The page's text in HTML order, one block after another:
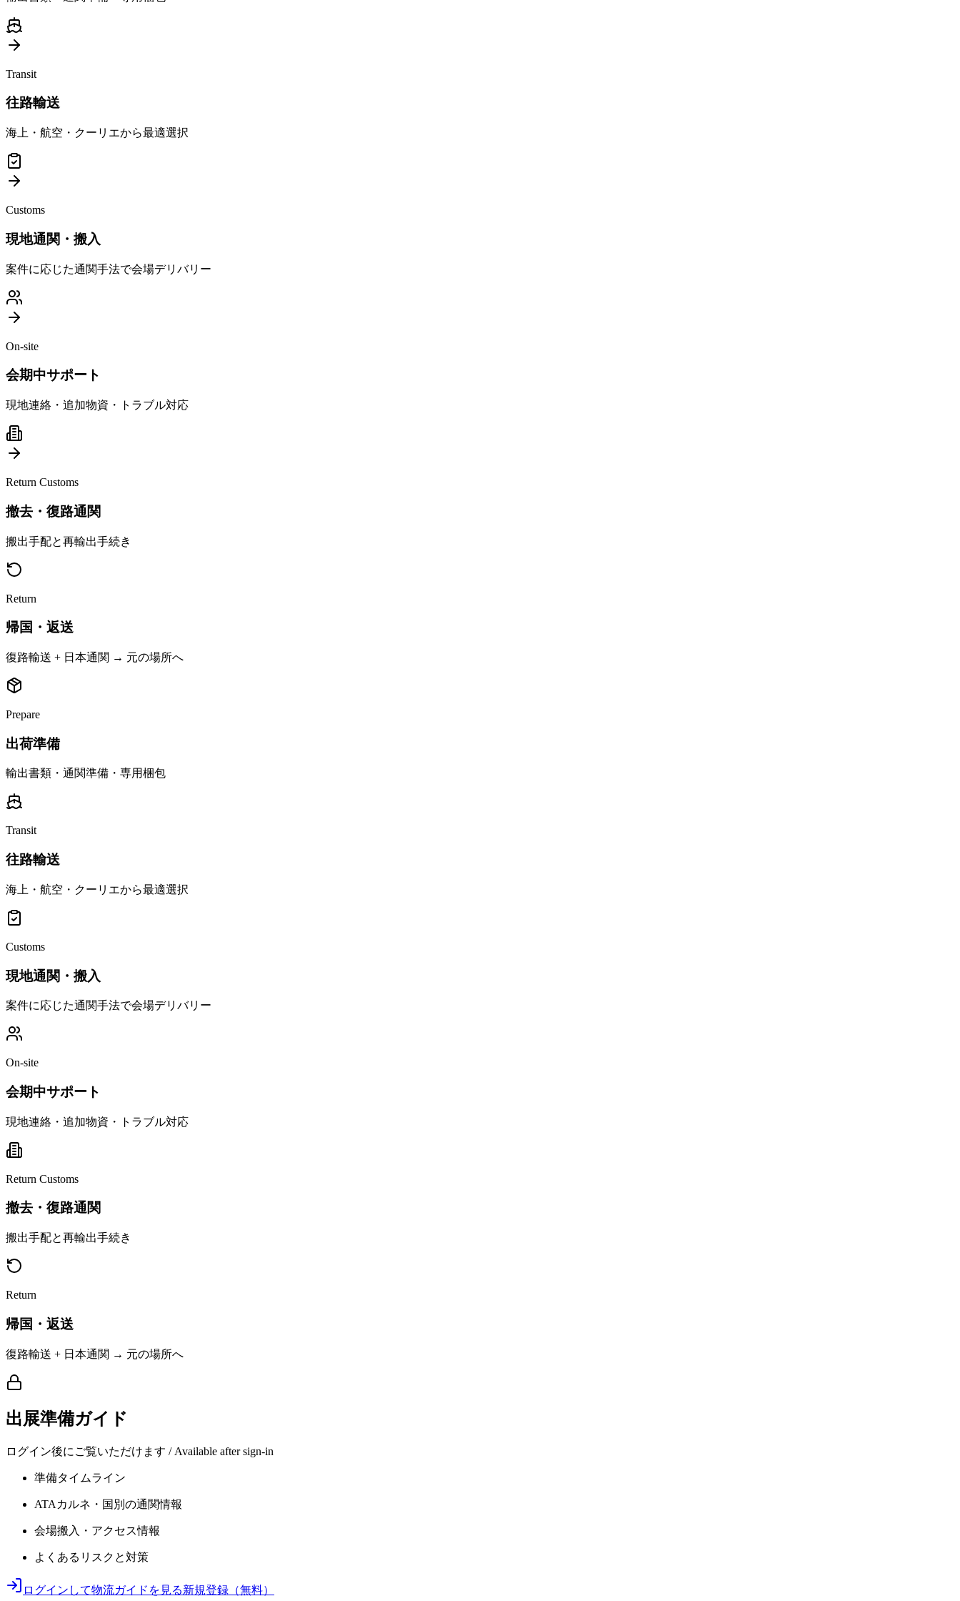
Transit
往路輸送
海上・航空・クーリエから最適選択
Customs
現地通関・搬入
案件に応じた通関手法で会場デリバリー
On-site
会期中サポート
現地連絡・追加物資・トラブル対応
Return Customs
撤去・復路通関
搬出手配と再輸出手続き
Return
帰国・返送
復路輸送 + 日本通関 → 元の場所へ
Prepare
出荷準備
輸出書類・通関準備・専用梱包
Transit
往路輸送
海上・航空・クーリエから最適選択
Customs
現地通関・搬入
案件に応じた通関手法で会場デリバリー
On-site
会期中サポート
現地連絡・追加物資・トラブル対応
Return Customs
撤去・復路通関
搬出手配と再輸出手続き
Return
帰国・返送
復路輸送 + 日本通関 → 元の場所へ
出展準備ガイド
ログイン後にご覧いただけます / Available after sign-in
準備タイムライン
ATAカルネ・国別の通関情報
会場搬入・アクセス情報
よくあるリスクと対策
ログインして物流ガイドを見る新規登録（無料）